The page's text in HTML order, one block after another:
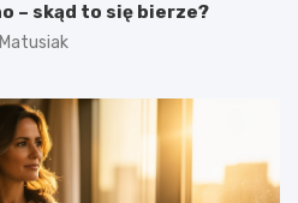
– skąd to się bierze?